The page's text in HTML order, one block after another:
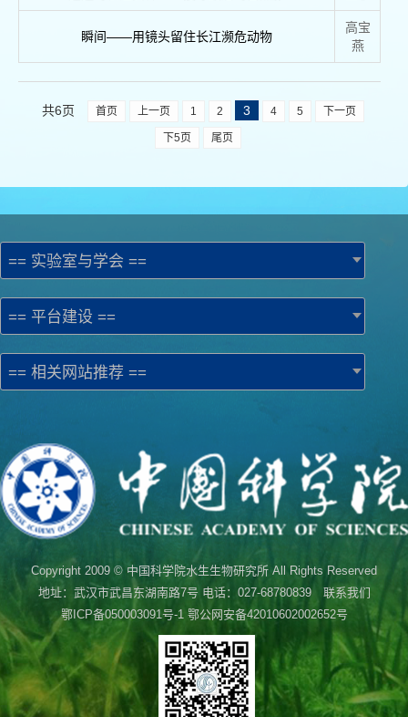
瞬间——用镜头留住长江濒危动物
高宝
燕
共6页 首页 上一页 1 2 3 4 5 下一页
下5页 尾页
== 实验室与学会 ==
== 平台建设 ==
== 相关网站推荐 ==
Copyright 2009 © 中国科学院水生生物研究所 All Rights Reserved
地址：武汉市武昌东湖南路7号 电话：027-68780839 联系我们
鄂ICP备050003091号-1鄂公网安备42010602002652号